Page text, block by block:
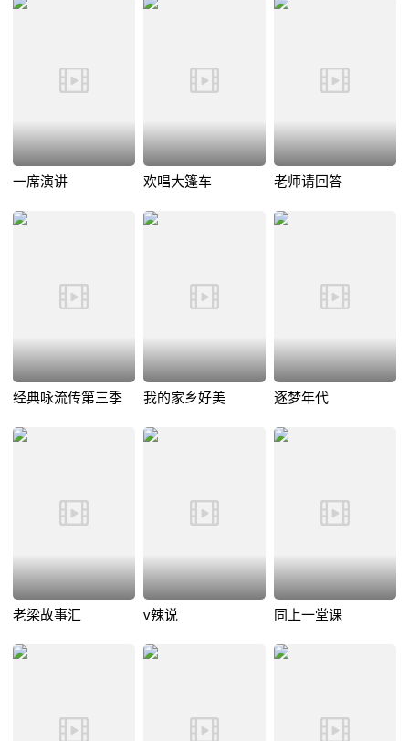
一席演讲 欢唱大篷车 老师请回答
经典咏流传第三季 我的家乡好美 逐梦年代
老梁故事汇 v辣说 同上一堂课